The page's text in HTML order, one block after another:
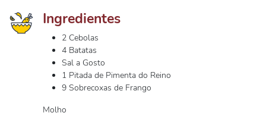
Ingredientes
2 Cebolas
4 Batatas
Sal a Gosto
1 Pitada de Pimenta do Reino
9 Sobrecoxas de Frango
Molho